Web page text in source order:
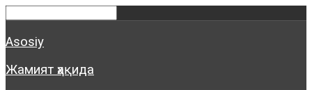
Asosiy
Жамият ҳақида